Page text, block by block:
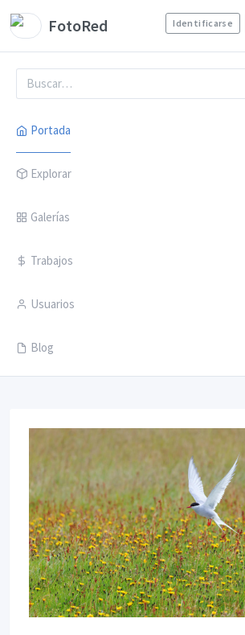
FotoRed Identificarse
Portada
Explorar
Galerías
Trabajos
Usuarios
Blog